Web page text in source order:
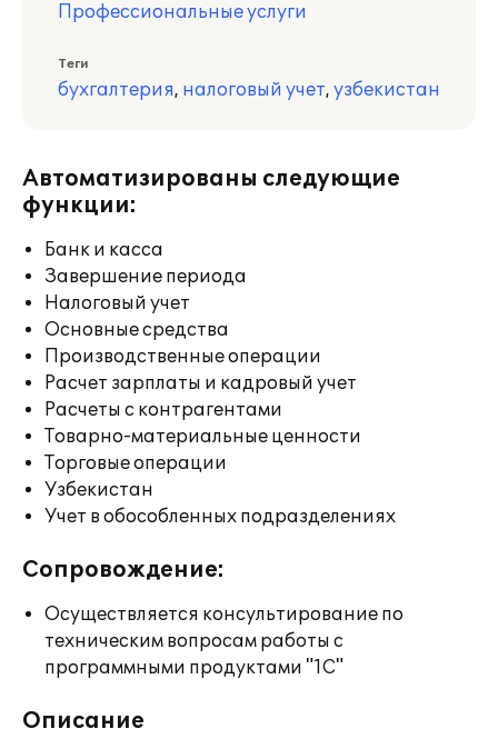
Профессиональные услуги
Теги
бухгалтерия, налоговый учет, узбекистан
Автоматизированы следующие
функции:
Банк и касса
Завершение периода
Налоговый учет
Основные средства
Производственные операции
Расчет зарплаты и кадровый учет
Расчеты с контрагентами
Товарно-материальные ценности
Торговые операции
Узбекистан
Учет в обособленных подразделениях
Сопровождение:
Осуществляется консультирование по
техническим вопросам работы с
программными продуктами "1С"
Описание